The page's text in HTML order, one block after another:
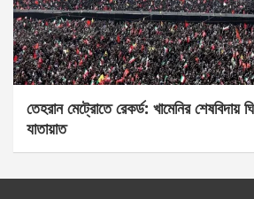
তেহরান মেট্রোতে রেকর্ড: খামেনির শেষবিদায়
যাতায়াত